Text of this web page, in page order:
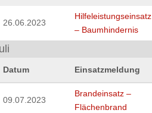
26.06.2023
Hilfeleistungseinsatz
– Baumhindernis
Datum Einsatzmeldung
09.07.2023
Brandeinsatz –
Flächenbrand